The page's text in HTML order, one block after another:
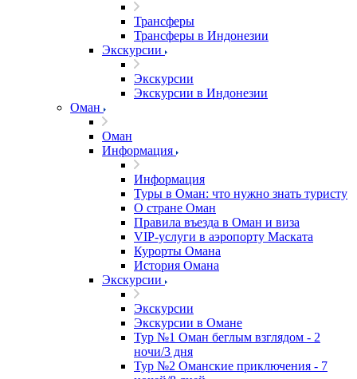
Трансферы
Трансферы в Индонезии
Экскурсии
Экскурсии
Экскурсии в Индонезии
Оман
Оман
Информация
Информация
Туры в Оман: что нужно знать туристу
О стране Оман
Правила въезда в Оман и виза
VIP-услуги в аэропорту Маската
Курорты Омана
История Омана
Экскурсии
Экскурсии
Экскурсии в Омане
Тур №1 Оман беглым взглядом - 2
ночи/3 дня
Тур №2 Оманские приключения - 7